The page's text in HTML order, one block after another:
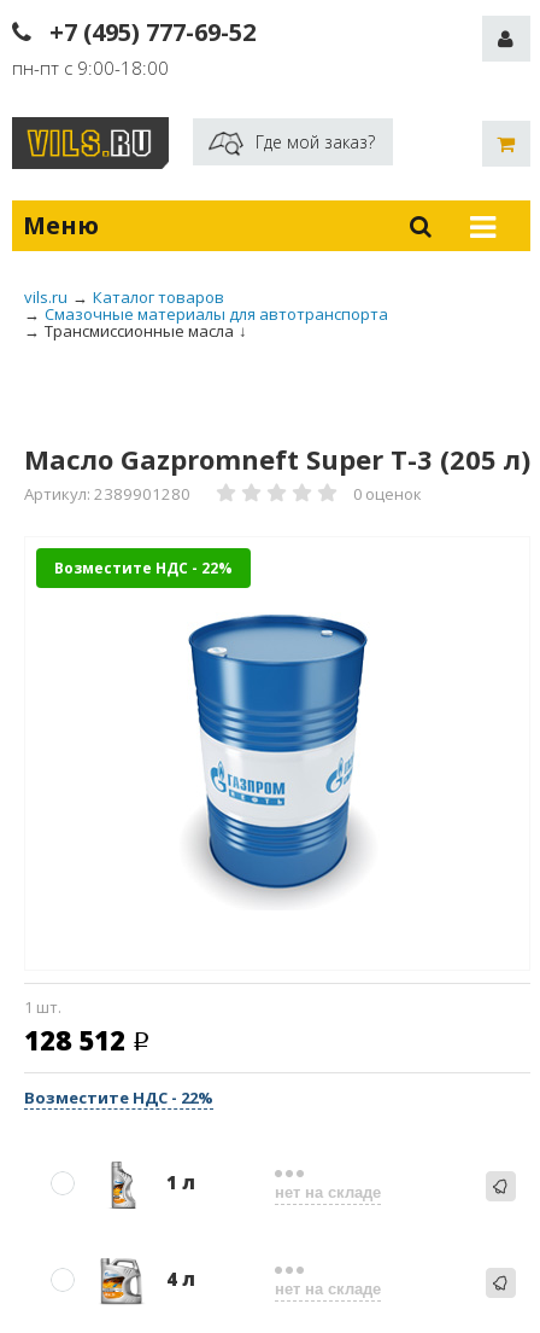
+7 (495) 777-69-52
пн-пт с 9:00-18:00
Где мой заказ?
Меню
vils.ru → Каталог товаров
→ Смазочные материалы для автотранспорта
→ Трансмиссионные масла ↓
Масло Gazpromneft Super T-3 (205 л)
Артикул: 2389901280 0 оценок
Возместите НДС - 22%
1 шт.
128 512
Возместите НДС - 22%
1 л нет на складе
4 л нет на складе